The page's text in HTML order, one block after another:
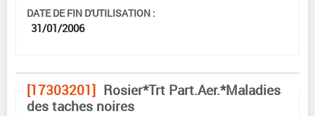
DATE DE FIN D'UTILISATION :
31/01/2006
[17303201] Rosier*Trt Part.Aer.*Maladies
des taches noires